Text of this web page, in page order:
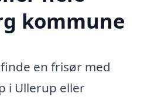
kommune
en frisør med
i Ullerup eller